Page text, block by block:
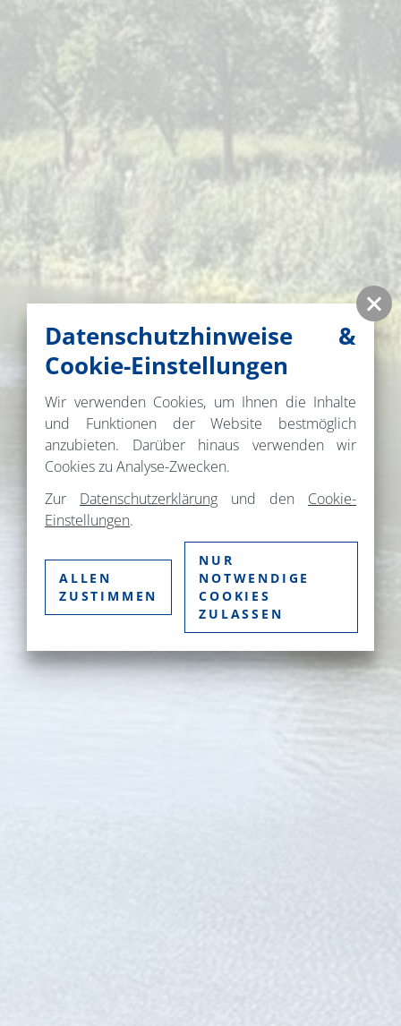
Datenschutzhinweise &
Cookie-Einstellungen
Wir verwenden Cookies, um Ihnen die Inhalte
und Funktionen der Website bestmöglich
anzubieten. Darüber hinaus verwenden wir
Cookies zu Analyse-Zwecken.
Zur Datenschutzerklärung und den Cookie-
Einstellungen.
ALLEN
ZUSTIMMEN
NUR
NOTWENDIGE
COOKIES
ZULASSEN